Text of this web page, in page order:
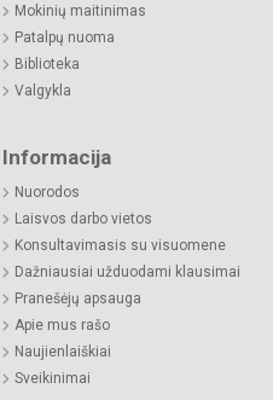
Mokinių maitinimas
Patalpų nuoma
Biblioteka
Valgykla
Informacija
Nuorodos
Laisvos darbo vietos
Konsultavimasis su visuomene
Dažniausiai užduodami klausimai
Pranešėjų apsauga
Apie mus rašo
Naujienlaiškiai
Sveikinimai